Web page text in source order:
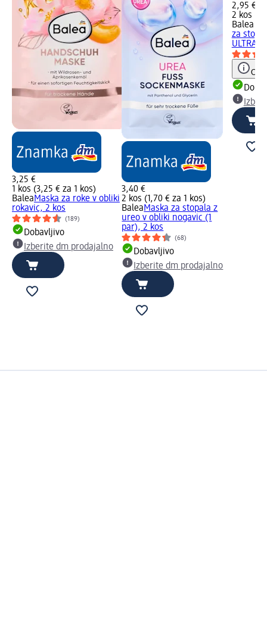
3,25 €
1 kos (3,25 € za 1 kos)
BaleaMaska za roke v obliki
rokavic, 2 kos
(189)
Dobavljivo
Izberite dm prodajalno
3,40 €
2 kos (1,70 € za 1 kos)
BaleaMaska za stopala z
ureo v obliki nogavic (1
par), 2 kos
(68)
Dobavljivo
Izberite dm prodajalno
2,95 €
2 kos
Balea
za